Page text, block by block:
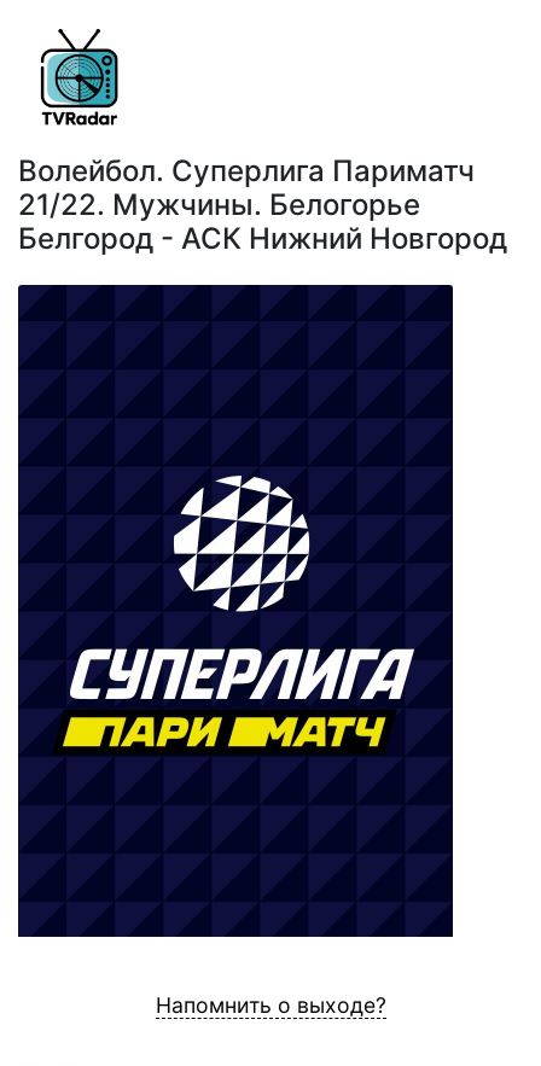
Волейбол. Суперлига Париматч
21/22. Мужчины. Белогорье
Белгород - АСК Нижний Новгород
Напомнить о выходе?